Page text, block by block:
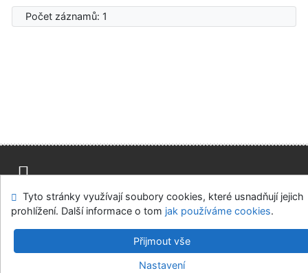
Počet záznamů: 1
Mapa stránek Přístupnost
Soukromí
Modul OpenSearch
Napište nám Nastavení cookies
Univerzitní knihovna - Univerzita Hradec Králové
v.4.8.63a-Cosmotron Bohemia, s.r.o.
Tyto stránky využívají soubory cookies, které usnadňují jejich
prohlížení. Další informace o tom jak používáme cookies.
Přijmout vše
Nastavení